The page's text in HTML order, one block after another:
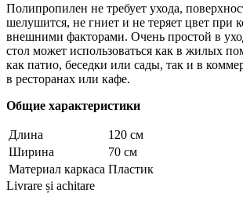
Полипропилен не требует ухода,
шелушится, не гниет и не теряет цвет при
внешними факторами. Очень простой в
стол может использоваться как в жилых
как патио, беседки или сады, так и в
в ресторанах или кафе.
Общие характеристики
Длина
120 см
Ширина
70 см
Материал каркаса Пластик
Livrare și achitare